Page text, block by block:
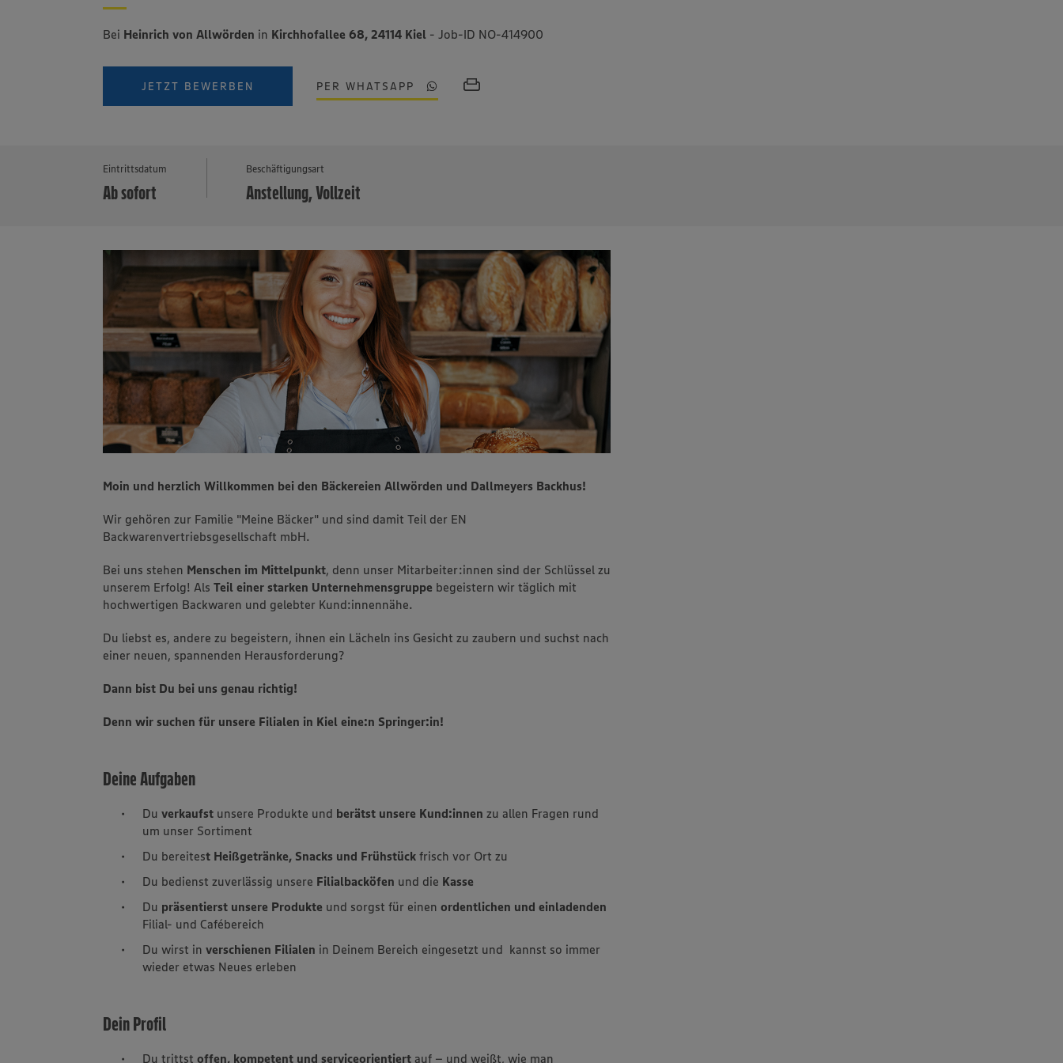
Bei Heinrich von Allwörden in Kirchhofallee 68, 24114 Kiel - Job-ID NO-414900
JETZT BEWERBEN PER WHATSAPP
Eintrittsdatum
Ab sofort
Beschäftigungsart
Anstellung, Vollzeit
Moin und herzlich Willkommen bei den Bäckereien Allwörden und Dallmeyers Backhus!
Wir gehören zur Familie "Meine Bäcker" und sind damit Teil der EN
Backwarenvertriebsgesellschaft mbH.
Bei uns stehen Menschen im Mittelpunkt, denn unser Mitarbeiter:innen sind der Schlüssel zu
unserem Erfolg! AlsTeil einer starken Unternehmensgruppe begeistern wir täglich mit
hochwertigen Backwaren und gelebter Kund:innennähe.
Du liebst es, andere zu begeistern, ihnen ein Lächeln ins Gesicht zu zaubern und suchst nach
einer neuen, spannenden Herausforderung?
Dann bist Du bei uns genau richtig!
Denn wir suchen für unsere Filialen in Kiel eine:n Springer:in!
Deine Aufgaben
Duverkaufst unsere Produkte und berätst unsere Kund:innen zu allen Fragen rund
um unser Sortiment
Du bereitest Heißgetränke, Snacks und Frühstück frisch vor Ort zu
Du bedienst zuverlässig unsere Filialbacköfen und die Kasse
Du präsentierst unsere Produkte und sorgst für einenordentlichen und einladenden
Filial- und Cafébereich
Du wirst inverschienen Filialen in Deinem Bereich eingesetzt und kannst so immer
wieder etwas Neues erleben
Dein Profil
Du trittstoffen, kompetent und serviceorientiert auf – und weißt, wie man